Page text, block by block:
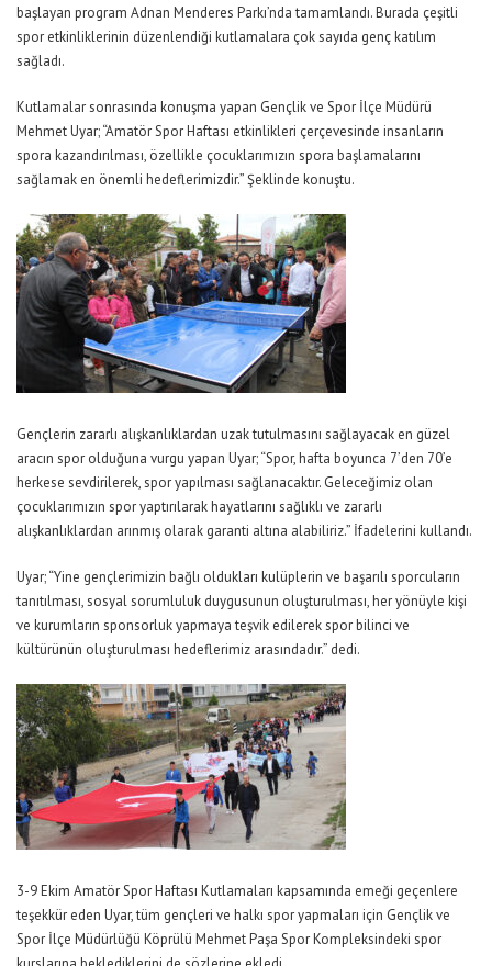
başlayan program Adnan Menderes Parkı’nda tamamlandı. Burada çeşitli
spor etkinliklerinin düzenlendiği kutlamalara çok sayıda genç katılım
sağladı.
Kutlamalar sonrasında konuşma yapan Gençlik ve Spor İlçe Müdürü
Mehmet Uyar; “Amatör Spor Haftası etkinlikleri çerçevesinde insanların
spora kazandırılması, özellikle çocuklarımızın spora başlamalarını
sağlamak en önemli hedeflerimizdir.” Şeklinde konuştu.
Gençlerin zararlı alışkanlıklardan uzak tutulmasını sağlayacak en güzel
aracın spor olduğuna vurgu yapan Uyar; “Spor, hafta boyunca 7’den 70’e
herkese sevdirilerek, spor yapılması sağlanacaktır. Geleceğimiz olan
çocuklarımızın spor yaptırılarak hayatlarını sağlıklı ve zararlı
alışkanlıklardan arınmış olarak garanti altına alabiliriz.” İfadelerini kullandı.
Uyar; “Yine gençlerimizin bağlı oldukları kulüplerin ve başarılı sporcuların
tanıtılması, sosyal sorumluluk duygusunun oluşturulması, her yönüyle kişi
ve kurumların sponsorluk yapmaya teşvik edilerek spor bilinci ve
kültürünün oluşturulması hedeflerimiz arasındadır.” dedi.
3-9 Ekim Amatör Spor Haftası Kutlamaları kapsamında emeği geçenlere
teşekkür eden Uyar, tüm gençleri ve halkı spor yapmaları için Gençlik ve
Spor İlçe Müdürlüğü Köprülü Mehmet Paşa Spor Kompleksindeki spor